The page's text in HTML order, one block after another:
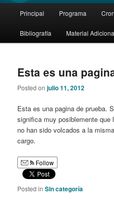
Skip
to
content
Skip
to
content
Principal Programa
Bibliografía Material
Esta es una
Posted onjulio 11, 2012
Esta es una pagina de prueba.
significa muy posiblemente
no han sido volcados a la
cargo.
Follow
Posted in Sin categoría